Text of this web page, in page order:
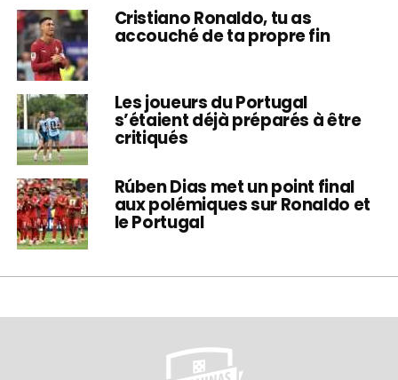
Cristiano Ronaldo, tu as
accouché de ta propre fin
Les joueurs du Portugal
s’étaient déjà préparés à être
critiqués
Rúben Dias met un point final
aux polémiques sur Ronaldo et
le Portugal